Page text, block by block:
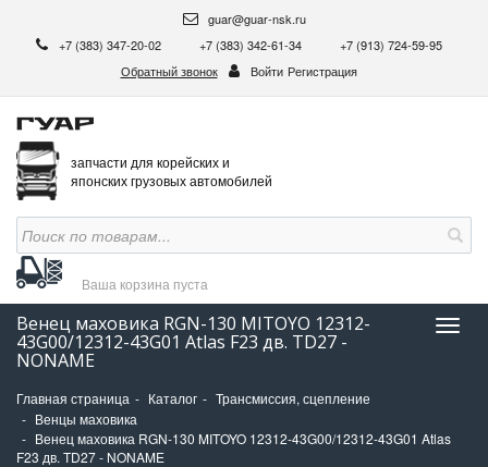
guar@guar-nsk.ru
+7 (383) 347-20-02
+7 (383) 342-61-34
+7 (913) 724-59-95
Обратный звонок
Войти Регистрация
запчасти для корейских и
японских грузовых автомобилей
Ваша корзина пуста
Венец маховика RGN-130 MITOYO 12312-
43G00/12312-43G01 Atlas F23 дв. TD27 -
NONAME
Главная страница Каталог
Трансмиссия, сцепление
Венцы маховика
Венец маховика RGN-130 MITOYO 12312-43G00/12312-43G01 Atlas
F23 дв. TD27 - NONAME